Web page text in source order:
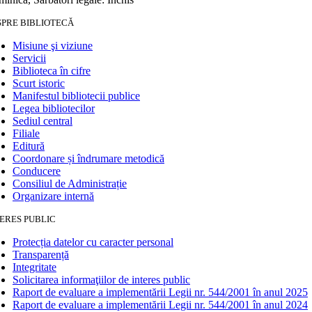
BIBLIOTECĂ
Misiune şi viziune
Servicii
Biblioteca în cifre
Scurt istoric
Manifestul bibliotecii publice
Legea bibliotecilor
Sediul central
Filiale
Editură
Coordonare și îndrumare metodică
Conducere
Consiliul de Administrație
Organizare internă
PUBLIC
Protecția datelor cu caracter personal
Transparență
Integritate
Solicitarea informaţiilor de interes public
Raport de evaluare a implementării Legii nr. 544/2001 în anul 2025
Raport de evaluare a implementării Legii nr. 544/2001 în anul 2024